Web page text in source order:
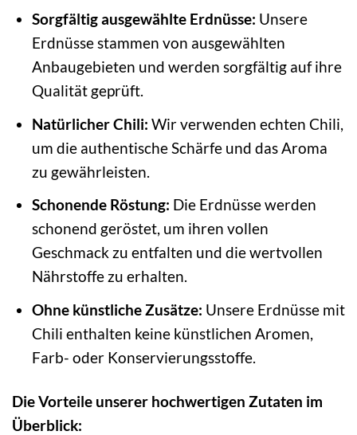
Sorgfältig ausgewählte Erdnüsse: Unsere
Erdnüsse stammen von ausgewählten
Anbaugebieten und werden sorgfältig auf ihre
Qualität geprüft.
Natürlicher Chili: Wir verwenden echten Chili,
um die authentische Schärfe und das Aroma
zu gewährleisten.
Schonende Röstung: Die Erdnüsse werden
schonend geröstet, um ihren vollen
Geschmack zu entfalten und die wertvollen
Nährstoffe zu erhalten.
Ohne künstliche Zusätze: Unsere Erdnüsse mit
Chili enthalten keine künstlichen Aromen,
Farb- oder Konservierungsstoffe.
Die Vorteile unserer hochwertigen Zutaten im
Überblick: